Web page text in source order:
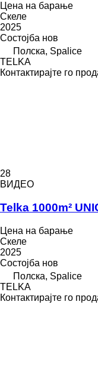
Цена на барање
Скеле
2025
Состојба нов
Полска, Spalice
TELKA
Контактирајте го
28
ВИДЕО
Telka 1000m²
Цена на барање
Скеле
2025
Состојба нов
Полска, Spalice
TELKA
Контактирајте го